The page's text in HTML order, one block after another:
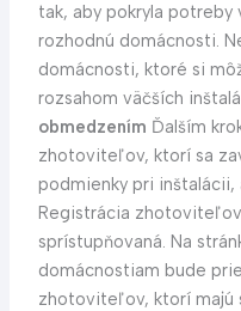
tak, aby pokryla potreby
rozhodnú domácnosti.
domácnosti, ktoré si
rozsahom väčších
obmedzením Ďalším
zhotoviteľov, ktorí sa
podmienky pri inštalácii,
Registrácia
sprístupňovaná. Na
domácnostiam bude
zhotoviteľov, ktorí majú